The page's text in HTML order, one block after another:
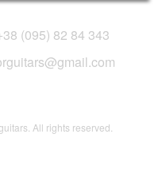
(095) 82 84 343
All rights reserved.